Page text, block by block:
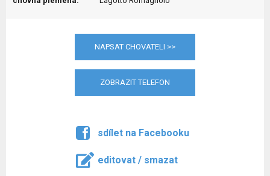
NAPSAT CHOVATELI >>
ZOBRAZIT TELEFON
sdílet na Facebooku
editovat / smazat